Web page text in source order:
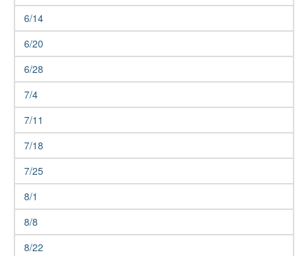
6/14
6/20
6/28
7/4
7/11
7/18
7/25
8/1
8/8
8/22